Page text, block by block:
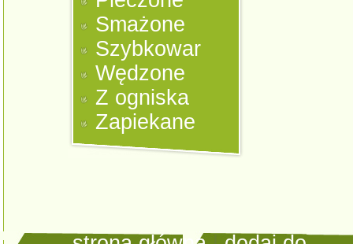
Smażone
Szybkowar
Wędzone
Z ogniska
Zapiekane